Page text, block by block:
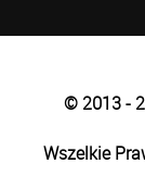
© 2013 -
Wszelkie